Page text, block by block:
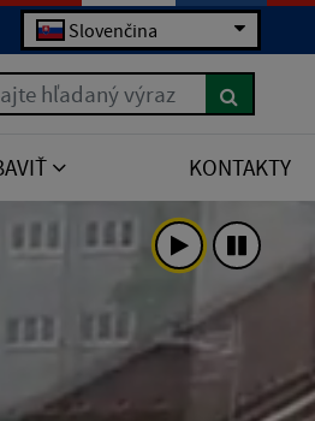
Slovenčina
hľadaný výraz
KONTAKTY